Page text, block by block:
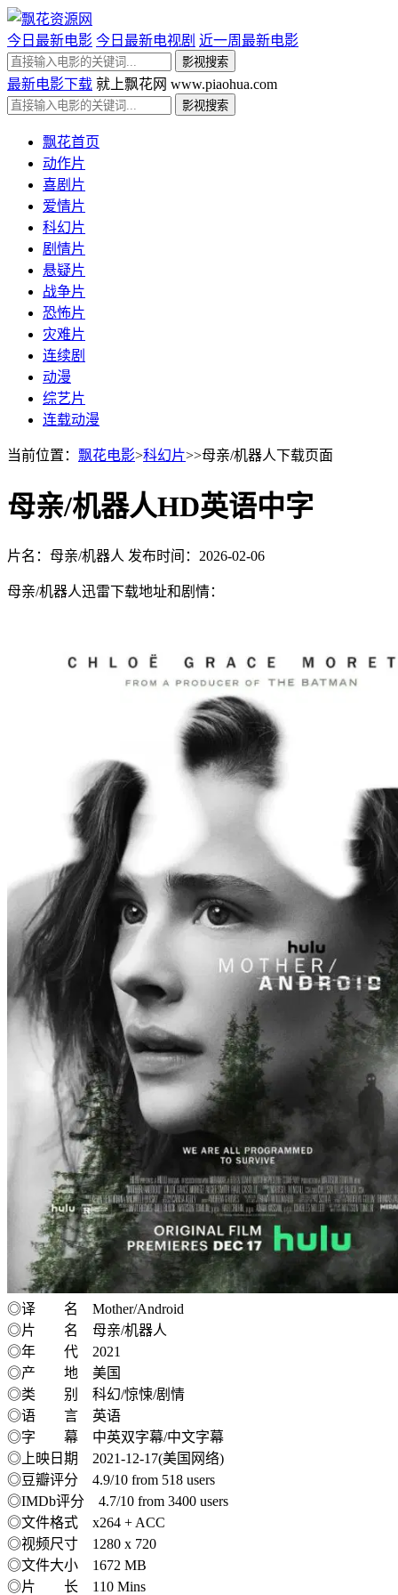
今日最新电影 今日最新电视剧 近一周最新电影
最新电影下载 就上飘花网 www.piaohua.com
飘花首页
动作片
喜剧片
爱情片
科幻片
剧情片
悬疑片
战争片
恐怖片
灾难片
连续剧
动漫
综艺片
连载动漫
当前位置： 飘花电影>科幻片>>母亲/机器人下载页面
母亲/机器人HD英语中字
片名：母亲/机器人 发布时间：2026-02-06
母亲/机器人迅雷下载地址和剧情：
◎译 名 Mother/Android
◎片 名 母亲/机器人
◎年 代 2021
◎产 地 美国
◎类 别 科幻/惊悚/剧情
◎语 言 英语
◎字 幕 中英双字幕/中文字幕
◎上映日期 2021-12-17(美国网络)
◎豆瓣评分 4.9/10 from 518 users
◎IMDb评分 4.7/10 from 3400 users
◎文件格式 x264 + ACC
◎视频尺寸 1280 x 720
◎文件大小 1672 MB
◎片 长 110 Mins